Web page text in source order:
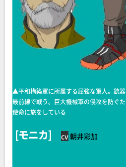
▲︎平和構築軍に所属する屈強な軍人。銃
最前線で戦う。巨大機械軍の侵攻を防ぐ
使命に旅をしている
[モニカ] cv朝井彩加